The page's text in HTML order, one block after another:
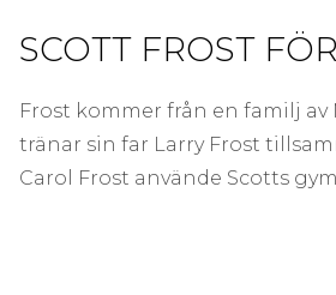
SCOTT FROST
Frost kommer från en familj av
tränar sin far Larry Frost
Carol Frost använde Scotts